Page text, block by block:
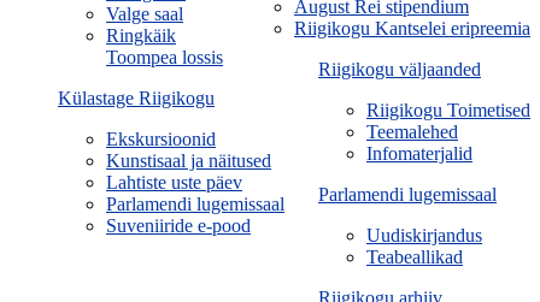
August Rei stipendium
Riigikogu Kantselei eripreemia
Riigikogu väljaanded
Riigikogu Toimetised
Teemalehed
Infomaterjalid
Parlamendi lugemissaal
Uudiskirjandus
Teabeallikad
Valge saal
Ringkäik
Toompea lossis
Külastage Riigikogu
Ekskursioonid
Kunstisaal ja näitused
Lahtiste uste päev
Parlamendi lugemissaal
Suveniiride e-pood